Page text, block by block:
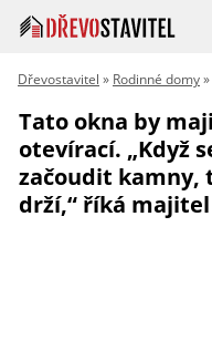
Dřevostavitel » Rodinné domy»
Tato okna by
otevírací. „Když
začoudit kamny,
drží,“ říká majitel